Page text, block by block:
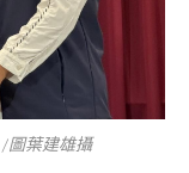
圖葉建雄攝